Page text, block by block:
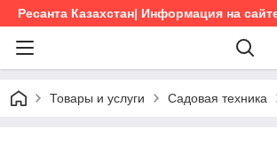
Ресанта Казахстан| Информация на
Товары и услуги Садовая техника